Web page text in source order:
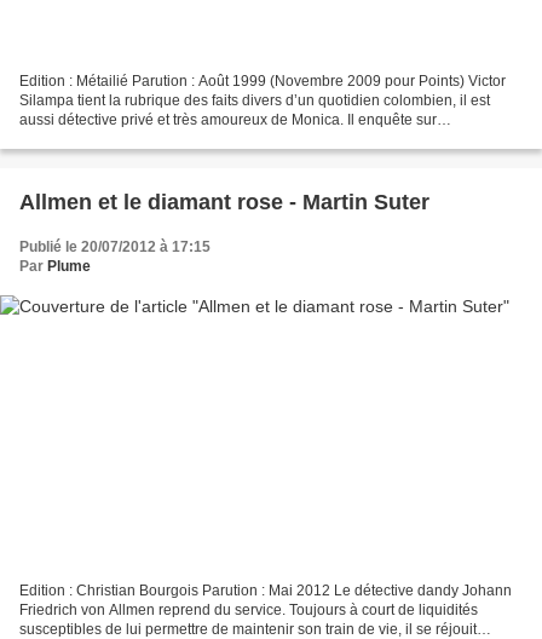
Edition : Métailié Parution : Août 1999 (Novembre 2009 pour Points) Victor
Silampa tient la rubrique des faits divers d’un quotidien colombien, il est
aussi détective privé et très amoureux de Monica. Il enquête sur
Allmen et le diamant rose - Martin Suter
Publié le 20/07/2012 à 17:15
Par Plume
Edition : Christian Bourgois Parution : Mai 2012 Le détective dandy Johann
Friedrich von Allmen reprend du service. Toujours à court de liquidités
susceptibles de lui permettre de maintenir son train de vie, il se réjouit